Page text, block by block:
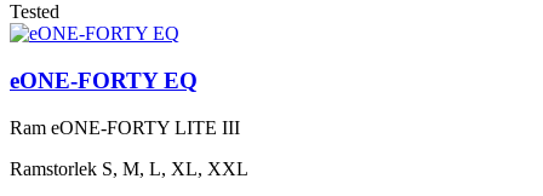
Tested
eONE-FORTY EQ
Ram eONE-FORTY LITE III
Ramstorlek S, M, L, XL, XXL